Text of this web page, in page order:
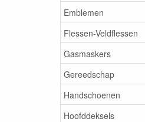
Emblemen
Flessen-Veldflessen
Gasmaskers
Gereedschap
Handschoenen
Hoofddeksels